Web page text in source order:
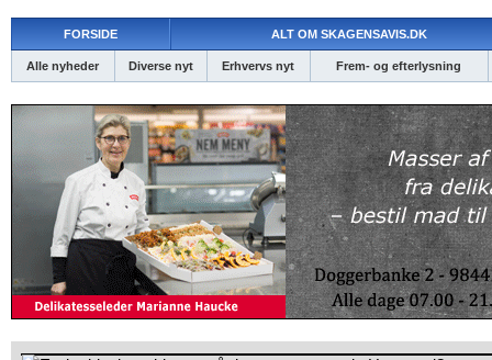
FORSIDE ALT OM SKAGENSAVIS.DK
Alle nyheder Diverse nyt Erhvervs nyt Frem- og efterlysning